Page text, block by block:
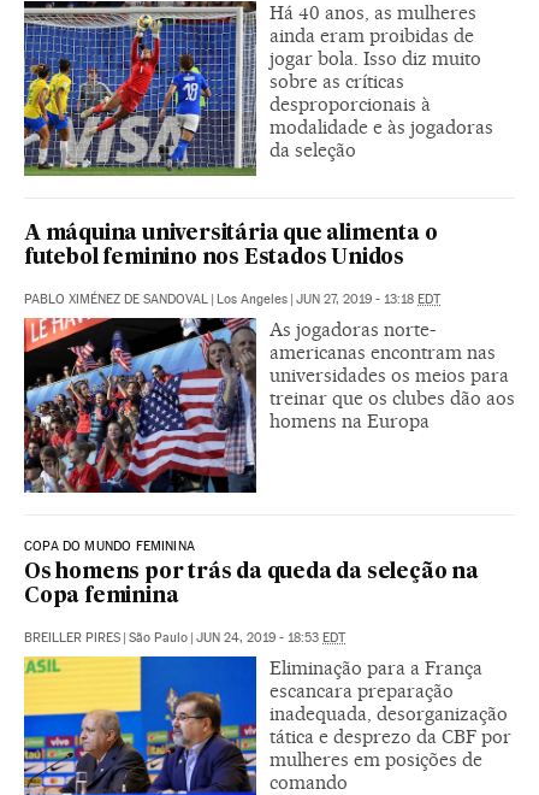
Há 40 anos, as mulheres
ainda eram proibidas de
jogar bola. Isso diz muito
sobre as críticas
desproporcionais à
modalidade e às jogadoras
da seleção
A máquina universitária que alimenta o
futebol feminino nos Estados Unidos
PABLO XIMÉNEZ DE SANDOVAL | Los Angeles | JUN 27, 2019 - 13:18 EDT
As jogadoras norte-
americanas encontram nas
universidades os meios para
treinar que os clubes dão aos
homens na Europa
COPA DO MUNDO FEMININA
Os homens por trás da queda da seleção na
Copa feminina
BREILLER PIRES | São Paulo | JUN 24, 2019 - 18:53 EDT
Eliminação para a França
escancara preparação
inadequada, desorganização
tática e desprezo da CBF por
mulheres em posições de
comando